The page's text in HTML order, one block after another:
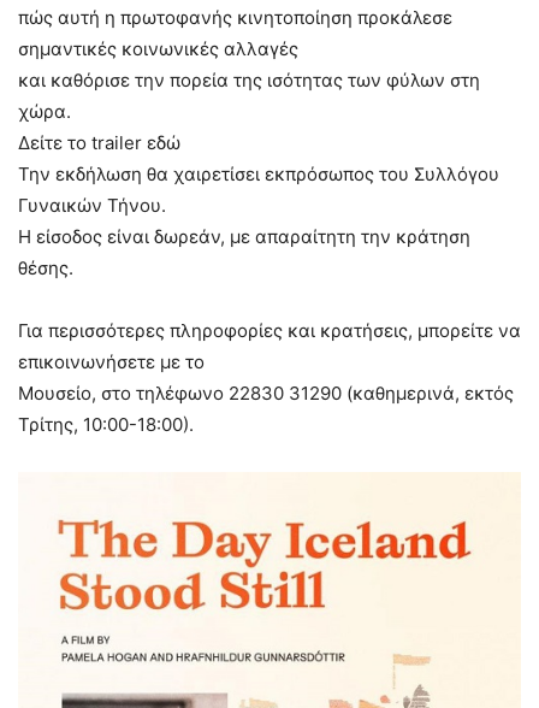
πώς αυτή η πρωτοφανής κινητοποίηση προκάλεσε
σημαντικές κοινωνικές αλλαγές
και καθόρισε την πορεία της ισότητας των φύλων στη
χώρα.
Δείτε το trailer εδώ
Την εκδήλωση θα χαιρετίσει εκπρόσωπος του Συλλόγου
Γυναικών Τήνου.
Η είσοδος είναι δωρεάν, με απαραίτητη την κράτηση
θέσης.
Για περισσότερες πληροφορίες και κρατήσεις, μπορείτε να
επικοινωνήσετε με το
Μουσείο, στο τηλέφωνο 22830 31290 (καθημερινά, εκτός
Τρίτης, 10:00-18:00).